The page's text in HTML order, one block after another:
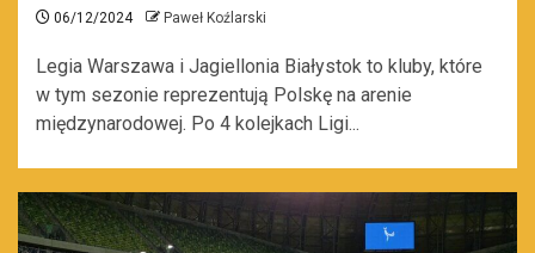
06/12/2024 Paweł Koźlarski
Legia Warszawa i Jagiellonia Białystok to kluby, które
w tym sezonie reprezentują Polskę na arenie
międzynarodowej. Po 4 kolejkach Ligi...